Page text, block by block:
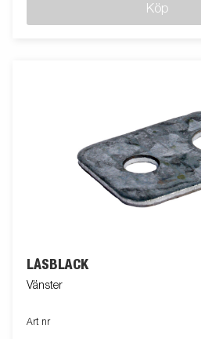
Köp
LÅSBLÄCK
Vänster
Art nr